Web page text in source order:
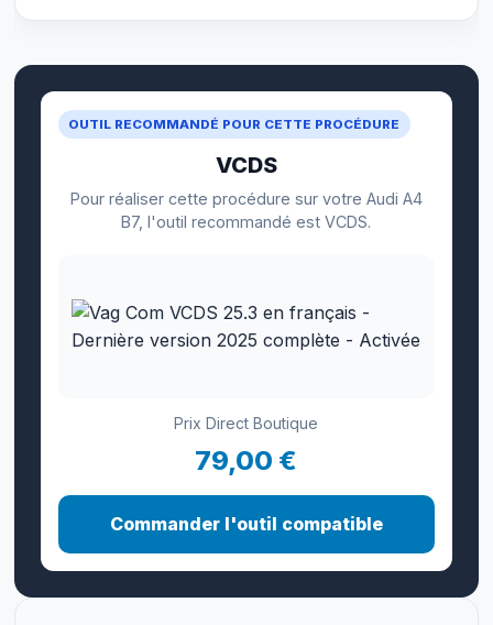
OUTIL RECOMMANDÉ POUR CETTE PROCÉDURE
VCDS
Pour réaliser cette procédure sur votre Audi A4
B7, l'outil recommandé est VCDS.
Prix Direct Boutique
79,00 €
Commander l'outil compatible